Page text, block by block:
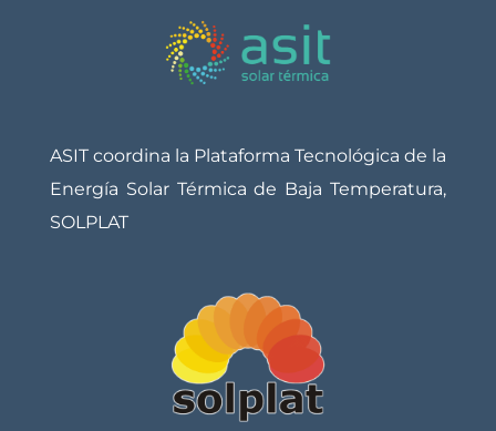
ASIT coordina la Plataforma Tecnológica de la
Energía Solar Térmica de Baja Temperatura,
SOLPLAT